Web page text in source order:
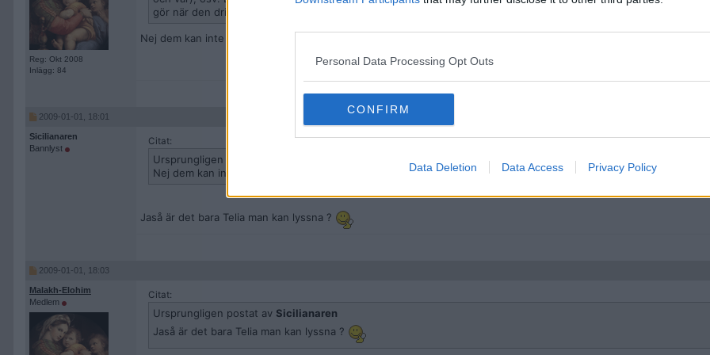
Personal Data Processing Opt Outs
CONFIRM
Data Deletion Data Access Privacy Policy
Reg: Okt 2008
Inlägg: 84
gör när den drivs av en jagad känd kriminell. Han skulle haft samma koncept men inte visat sig.
Nej dem kan inte lyssna på hans lur när han ringer. Det är ju inte direkt telia han har.
2009-01-01, 18:01
Sicilianaren
Bannlyst
Citat:
Ursprungligen postat av
Nej dem kan inte lyssna på hans lur när han ringer. Det är ju inte direkt telia han har.
Jaså är det bara Telia man kan lyssna ?
2009-01-01, 18:03
Malakh-Elohim
Medlem
Citat:
Ursprungligen postat av Sicilianaren
Jaså är det bara Telia man kan lyssna ?